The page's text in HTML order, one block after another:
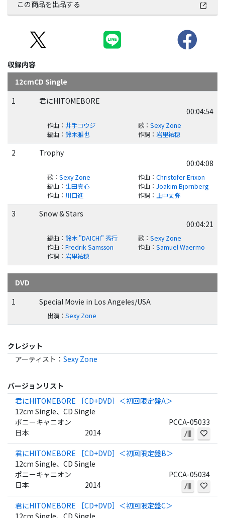
この商品を出品する
収録内容
12cmCD Single
1
君にHITOMEBORE
00:04:54
作曲： 井手コウジ 歌： Sexy Zone
編曲： 鈴木雅也 作詞： 岩里祐穂
2
Trophy
00:04:08
歌： Sexy Zone 作曲： Christofer Erixon
編曲： 生田真心 作曲： Joakim Bjornberg
作曲： 川口進 作詞： 上中丈弥
3
Snow & Stars
00:04:21
編曲： 鈴木 "DAICHI" 秀行 歌： Sexy Zone
作曲： Fredrik Samsson 作曲： Samuel Waermo
作詞： 岩里祐穂
DVD
1
Special Movie in Los Angeles/USA
出演： Sexy Zone
クレジット
アーティスト ： Sexy Zone
バージョンリスト
君にHITOMEBORE ［CD+DVD］＜初回限定盤A＞
12cm Single、CD Single
ポニーキャニオン
PCCA-05033
日本
2014
君にHITOMEBORE ［CD+DVD］＜初回限定盤B＞
12cm Single、CD Single
ポニーキャニオン
PCCA-05034
日本
2014
君にHITOMEBORE ［CD+DVD］＜初回限定盤C＞